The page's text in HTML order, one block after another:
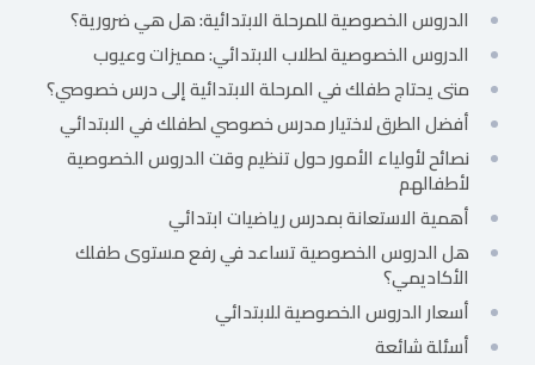
خريطة
الدروس الخصوصية للمرحلة الابتدائية: هل هي ضرورية؟
الدروس الخصوصية لطلاب الابتدائي: مميزات وعيوب
متى يحتاج طفلك في المرحلة الابتدائية إلى درس خصوصي؟
أفضل الطرق لاختيار مدرس خصوصي لطفلك في الابتدائي
نصائح لأولياء الأمور حول تنظيم وقت الدروس الخصوصية
لأطفالهم
أهمية الاستعانة بمدرس رياضيات ابتدائي
هل الدروس الخصوصية تساعد في رفع مستوى طفلك
الأكاديمي؟
أسعار الدروس الخصوصية للابتدائي
أسئلة شائعة